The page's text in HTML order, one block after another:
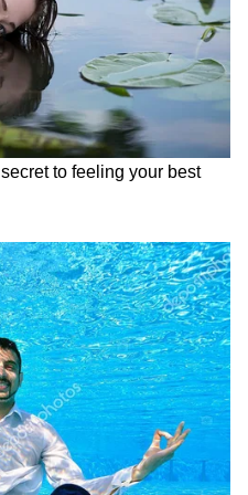
Smartphone Deals: সেল শুরু
Amazon-এ! Samsung থেকে
Xiaomi, প্রিমিয়াম ফোনে বাম্পার
ছাড়